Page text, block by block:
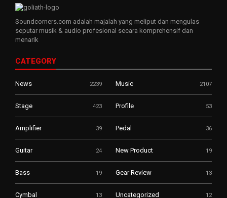
Soundcorners.com adalah majalah yang meliput dan mengulas
seputar musik & audio profesional secara komprehensif dan
menarik
CATEGORY
News 2239 Music 2107
Stage 423 Profile 53
Amplifier 39 Pedal 36
Guitar 24 New Product 19
Bass 19 Gear Review 13
Cymbal 13 Uncategorized 12